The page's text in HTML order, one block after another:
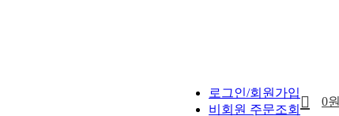
로그인/회원가입
비회원 주문조회
0